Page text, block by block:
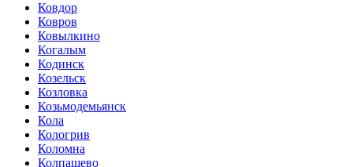
Ковдор
Ковров
Ковылкино
Когалым
Кодинск
Козельск
Козловка
Козьмодемьянск
Кола
Кологрив
Коломна
Колпашево